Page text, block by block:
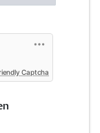
Captcha